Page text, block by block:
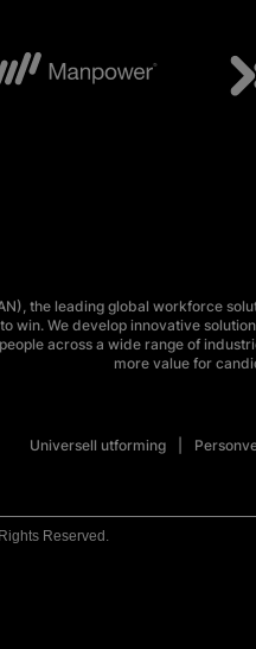
the leading global workforce
win. We develop innovative
across a wide range of
more value for
Universell utforming
Reserved.